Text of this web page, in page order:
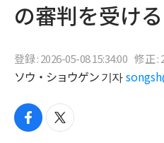
の審判を受け
登録 : 2026-05-08 15:34:00 修正 :
ソウ・ショウゲン 기자
f
t